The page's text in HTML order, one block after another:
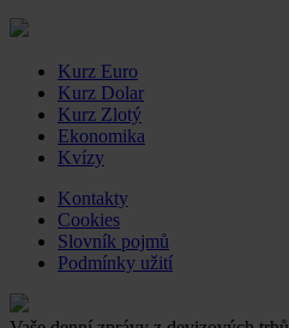
Kurz Euro
Kurz Dolar
Kurz Zlotý
Ekonomika
Kvízy
Kontakty
Cookies
Slovník pojmů
Podmínky užití